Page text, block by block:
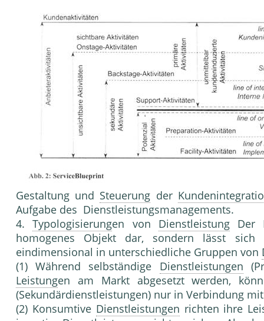
Gestaltung und Steuerung der
Aufgabe des Dienstleistungsmanagements.
4.Typologisierungen von DienstleistungDer
homogenes Objekt dar, sondern lässt
eindimensional in unterschiedliche Gruppen von
(1) Während selbständige Dienstleistungen
Leistungen am Markt abgesetzt werden,
(Sekundärdienstleistungen) nur in Verbindung
(2) Konsumtive Dienstleistungen richten ihre